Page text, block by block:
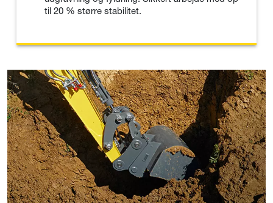
til 20 % større stabilitet.